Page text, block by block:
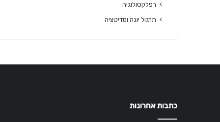
רפלקסולוגיה
תרגול יוגה ומדיטציה
כתבות אחרונות